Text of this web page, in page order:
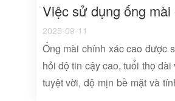
chữa bằng đánh bóng đá dầu,
Việc sử dụng ống
2025-09-11
Ống mài chính xác cao được
hỏi độ tin cậy cao, tuổi thọ
tuyệt vời, độ mịn bề mặt và